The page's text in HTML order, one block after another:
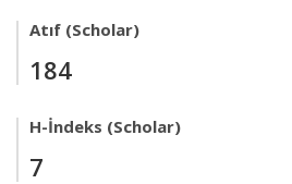
Atıf (Scholar)
184
H-İndeks (Scholar)
7